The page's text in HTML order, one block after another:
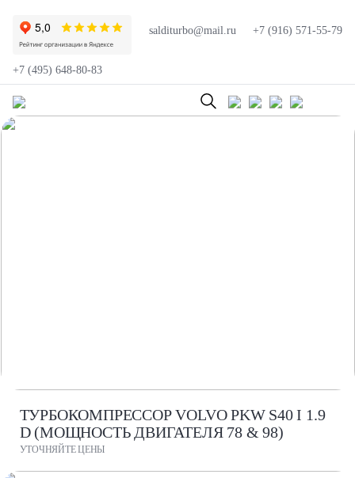
salditurbo@mail.ru +7 (916) 571-55-79
+7 (495) 648-80-83
ТУРБОКОМПРЕССОР VOLVO PKW S40 I 1.9
D (МОЩНОСТЬ ДВИГАТЕЛЯ 78 & 98)
УТОЧНЯЙТЕ ЦЕНЫ